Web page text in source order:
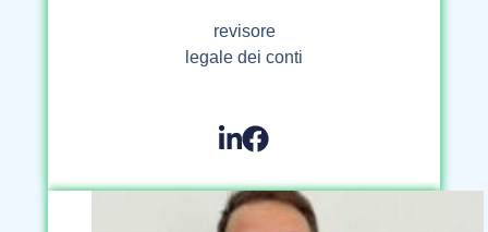
revisore
legale dei conti